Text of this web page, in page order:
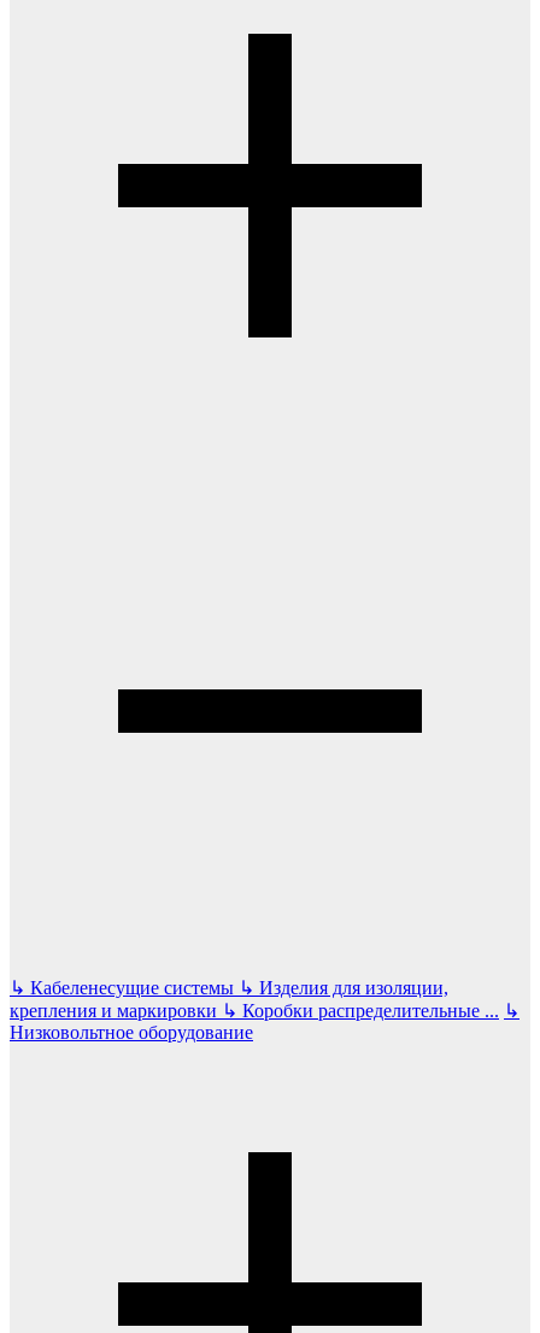
↳ Кабеленесущие системы ↳ Изделия для изоляции,
крепления и маркировки ↳ Коробки распределительные ... ↳
Низковольтное оборудование